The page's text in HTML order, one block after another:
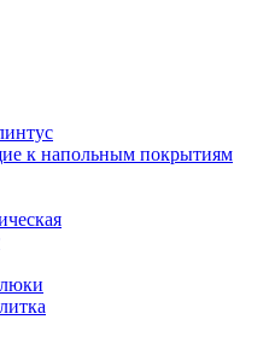
к напольным покрытиям